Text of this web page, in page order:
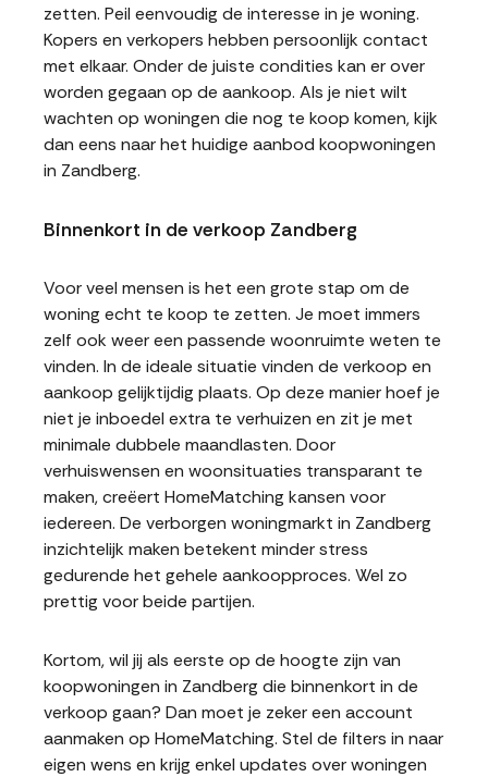
zetten. Peil eenvoudig de interesse in je woning.
Kopers en verkopers hebben persoonlijk contact
met elkaar. Onder de juiste condities kan er over
worden gegaan op de aankoop. Als je niet wilt
wachten op woningen die nog te koop komen, kijk
dan eens naar het huidige aanbod koopwoningen
in Zandberg.
Binnenkort in de verkoop Zandberg
Voor veel mensen is het een grote stap om de
woning echt te koop te zetten. Je moet immers
zelf ook weer een passende woonruimte weten te
vinden. In de ideale situatie vinden de verkoop en
aankoop gelijktijdig plaats. Op deze manier hoef je
niet je inboedel extra te verhuizen en zit je met
minimale dubbele maandlasten. Door
verhuiswensen en woonsituaties transparant te
maken, creëert HomeMatching kansen voor
iedereen. De verborgen woningmarkt in Zandberg
inzichtelijk maken betekent minder stress
gedurende het gehele aankoopproces. Wel zo
prettig voor beide partijen.
Kortom, wil jij als eerste op de hoogte zijn van
koopwoningen in Zandberg die binnenkort in de
verkoop gaan? Dan moet je zeker een account
aanmaken op HomeMatching. Stel de filters in naar
eigen wens en krijg enkel updates over woningen